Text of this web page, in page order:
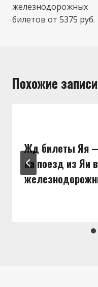
железнодорожных
билетов от 5375 руб.
Похожие записи
Жд билеты Яя
на поезд из Яи